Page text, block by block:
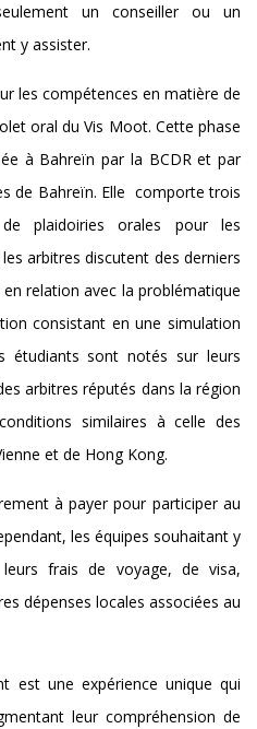
un conseiller ou un
y assister.
les compétences en matière de
oral du Vis Moot. Cette phase
à Bahreïn par la BCDR et par
de Bahreïn. Elle comporte trois
plaidoiries orales pour les
arbitres discutent des derniers
relation avec la problématique
consistant en une simulation
étudiants sont notés sur leurs
arbitres réputés dans la région
similaires à celle des
et de Hong Kong.
à payer pour participer au
les équipes souhaitant y
frais de voyage, de visa,
dépenses locales associées au
est une expérience unique qui
leur compréhension de